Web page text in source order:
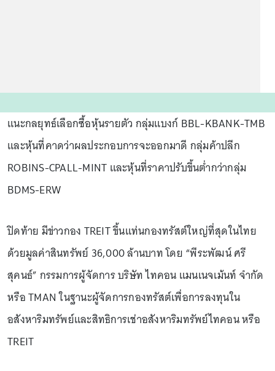
แนะกลยุทธ์เลือกซื้อหุ้นรายตัว กลุ่มแบงก์ BBL-KBANK-TMB
และหุ้นที่คาดว่าผลประกอบการจะออกมาดี กลุ่มค้าปลีก
ROBINS-CPALL-MINT และหุ้นที่ราคาปรับขึ้นต่ำกว่ากลุ่ม
BDMS-ERW
ปิดท้าย มีข่าวกอง TREIT ขึ้นแท่นกองทรัสต์ใหญ่ที่สุดในไทย
ด้วยมูลค่าสินทรัพย์ 36,000 ล้านบาท โดย “พีระพัฒน์ ศรี
สุคนธ์” กรรมการผู้จัดการ บริษัท ไทคอน แมนเนจเม้นท์ จำกัด
หรือ TMAN ในฐานะผู้จัดการกองทรัสต์เพื่อการลงทุนใน
อสังหาริมทรัพย์และสิทธิการเช่าอสังหาริมทรัพย์ไทคอน หรือ
TREIT